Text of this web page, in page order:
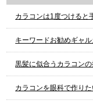
カラコンは1度つけると
キーワードお勧めギャ
黒髪に似合うカラコン
カラコンを眼科で作り